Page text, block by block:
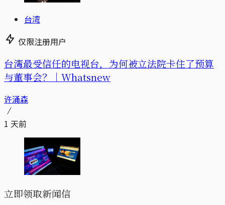
台湾
仅限注册用户
台湾最受信任的电视台，为何被立法院卡住了预算
与董事会？｜Whatsnew
许涌森
1 天前
立即领取新闻信